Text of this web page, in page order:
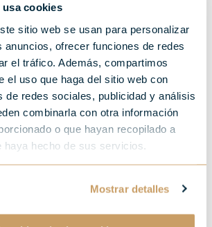
usa cookies
sitio web se usan para personalizar
anuncios, ofrecer funciones de redes
el tráfico. Además, compartimos
el uso que haga del sitio web con
de redes sociales, publicidad y análisis
combinarla con otra información
o que hayan recopilado a
haya hecho de sus servicios.
Mostrar detalles
est la meilleure
connaître sa
et de
des lieux qui
à jamais dans